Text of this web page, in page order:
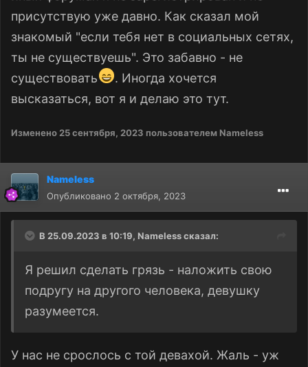
присутствую уже давно. Как сказал мой
знакомый "если тебя нет в социальных сетях,
ты не существуешь". Это забавно - не
существовать
. Иногда хочется
высказаться, вот я и делаю это тут.
Изменено 25 сентября, 2023 пользователем Nameless
Nameless
Опубликовано 2 октября, 2023
В 25.09.2023 в 10:19, Namelessсказал:
Я решил сделать грязь - наложить свою
подругу на другого человека, девушку
разумеется.
У нас не срослось с той девахой. Жаль - уж